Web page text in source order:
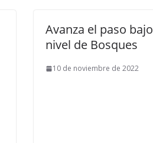
Avanza el paso bajo
nivel de Bosques
10 de noviembre de 2022